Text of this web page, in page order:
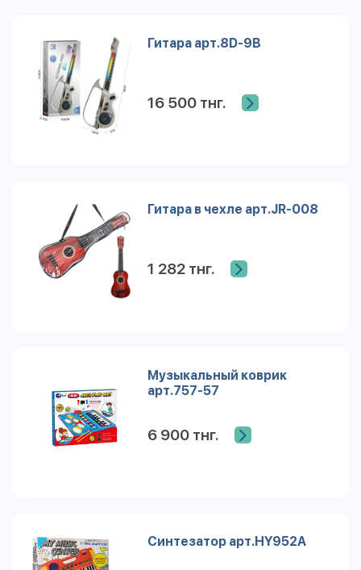
Гитара арт.8D-9B
16 500 тнг.
Гитара в чехле арт.JR-008
1 282 тнг.
Музыкальный коврик
арт.757-57
6 900 тнг.
Синтезатор арт.HY952A